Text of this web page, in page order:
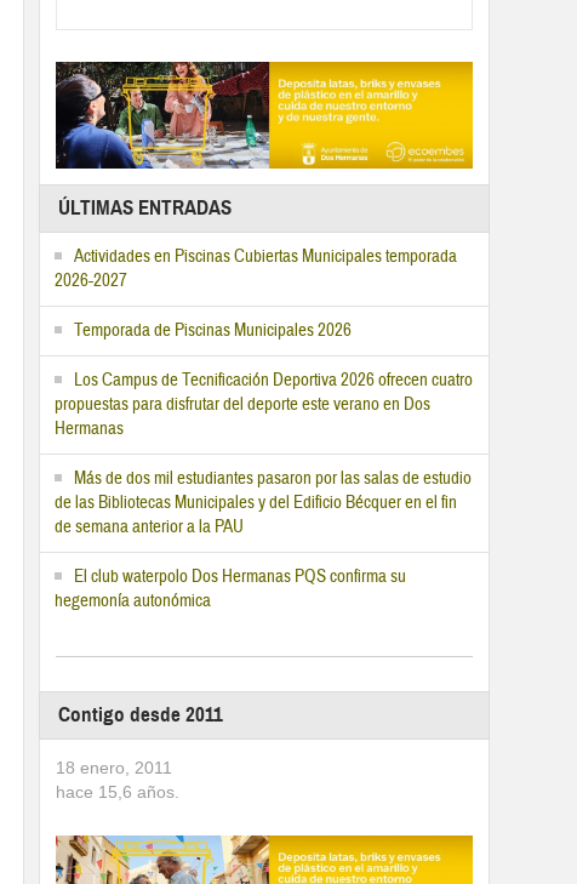
ÚLTIMAS ENTRADAS
Actividades en Piscinas Cubiertas Municipales temporada
2026-2027
Temporada de Piscinas Municipales 2026
Los Campus de Tecnificación Deportiva 2026 ofrecen cuatro
propuestas para disfrutar del deporte este verano en Dos
Hermanas
Más de dos mil estudiantes pasaron por las salas de estudio
de las Bibliotecas Municipales y del Edificio Bécquer en el fin
de semana anterior a la PAU
El club waterpolo Dos Hermanas PQS confirma su
hegemonía autonómica
Contigo desde 2011
18 enero, 2011
hace 15,6 años.